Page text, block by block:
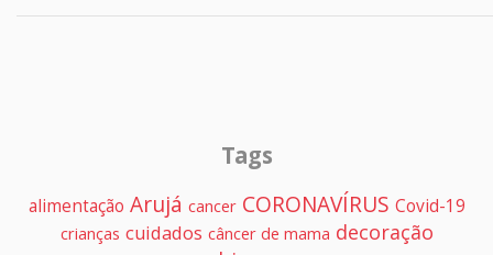
Tags
alimentação Arujá cancer CORONAVÍRUS Covid-19
crianças cuidados câncer de mama decoração